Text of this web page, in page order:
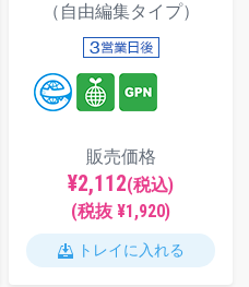
（自由編集タイプ）
販売価格
¥2,112(税込)
(税抜 ¥1,920)
トレイに入れる